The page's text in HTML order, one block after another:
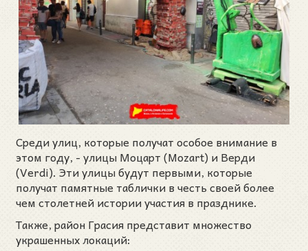
Среди улиц, которые получат особое внимание в
этом году, - улицы Моцарт (Mozart) и Верди
(Verdi). Эти улицы будут первыми, которые
получат памятные таблички в честь своей более
чем столетней истории участия в празднике.
Также, район Грасия представит множество
украшенных локаций: